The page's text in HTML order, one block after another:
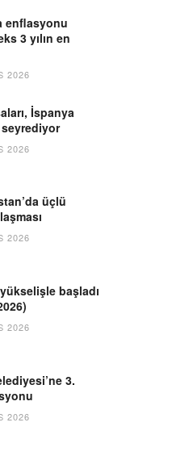
enflasyonu
3 yılın en
2026
İspanya
2026
üçlü
2026
başladı
2026
3.
2026